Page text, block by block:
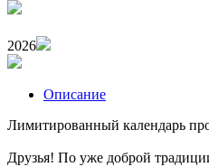
2026
Описание
Лимитированный календарь
Друзья! По уже доброй